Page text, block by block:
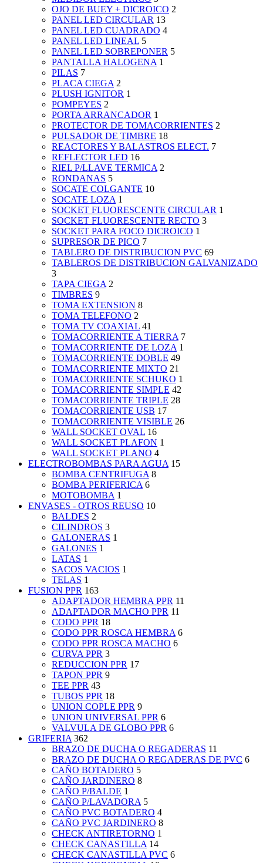
OJO DE BUEY + DICROICO 2
PANEL LED CIRCULAR 13
PANEL LED CUADRADO 4
PANEL LED LINEAL 5
PANEL LED SOBREPONER 5
PANTALLA HALOGENA 1
PILAS 7
PLACA CIEGA 2
PLUSH IGNITOR 1
POMPEYES 2
PORTA ARRANCADOR 1
PROTECTOR DE TOMACORRIENTES 2
PULSADOR DE TIMBRE 18
REACTORES Y BALASTROS ELECT. 7
REFLECTOR LED 16
RIEL P/LLAVE TERMICA 2
RONDANAS 5
SOCATE COLGANTE 10
SOCATE LOZA 1
SOCKET FLUORESCENTE CIRCULAR 1
SOCKET FLUORESCENTE RECTO 3
SOCKET PARA FOCO DICROICO 1
SUPRESOR DE PICO 7
TABLERO DE DISTRIBUCION PVC 69
TABLEROS DE DISTRIBUCION GALVANIZADO
3
TAPA CIEGA 2
TIMBRES 9
TOMA EXTENSION 8
TOMA TELEFONO 2
TOMA TV COAXIAL 41
TOMACORRIENTE A TIERRA 7
TOMACORRIENTE DE LOZA 1
TOMACORRIENTE DOBLE 49
TOMACORRIENTE MIXTO 21
TOMACORRIENTE SCHUKO 1
TOMACORRIENTE SIMPLE 42
TOMACORRIENTE TRIPLE 28
TOMACORRIENTE USB 17
TOMACORRIENTE VISIBLE 26
WALL SOCKET OVAL 16
WALL SOCKET PLAFON 1
WALL SOCKET PLANO 4
ELECTROBOMBAS PARA AGUA 15
BOMBA CENTRIFUGA 8
BOMBA PERIFERICA 6
MOTOBOMBA 1
ENVASES - OTROS REUSO 10
BALDES 2
CILINDROS 3
GALONERAS 1
GALONES 1
LATAS 1
SACOS VACIOS 1
TELAS 1
FUSION PPR 163
ADAPTADOR HEMBRA PPR 11
ADAPTADOR MACHO PPR 11
CODO PPR 18
CODO PPR ROSCA HEMBRA 6
CODO PPR ROSCA MACHO 6
CURVA PPR 3
REDUCCION PPR 17
TAPON PPR 9
TEE PPR 43
TUBOS PPR 18
UNION COPLE PPR 9
UNION UNIVERSAL PPR 6
VALVULA DE GLOBO PPR 6
GRIFERIA 362
BRAZO DE DUCHA O REGADERAS 11
BRAZO DE DUCHA O REGADERAS DE PVC 6
CAÑO BOTADERO 5
CAÑO JARDINERO 8
CAÑO P/BALDE 1
CAÑO P/LAVADORA 5
CAÑO PVC BOTADERO 4
CAÑO PVC JARDINERO 8
CHECK ANTIRETORNO 1
CHECK CANASTILLA 14
CHECK CANASTILLA PVC 6